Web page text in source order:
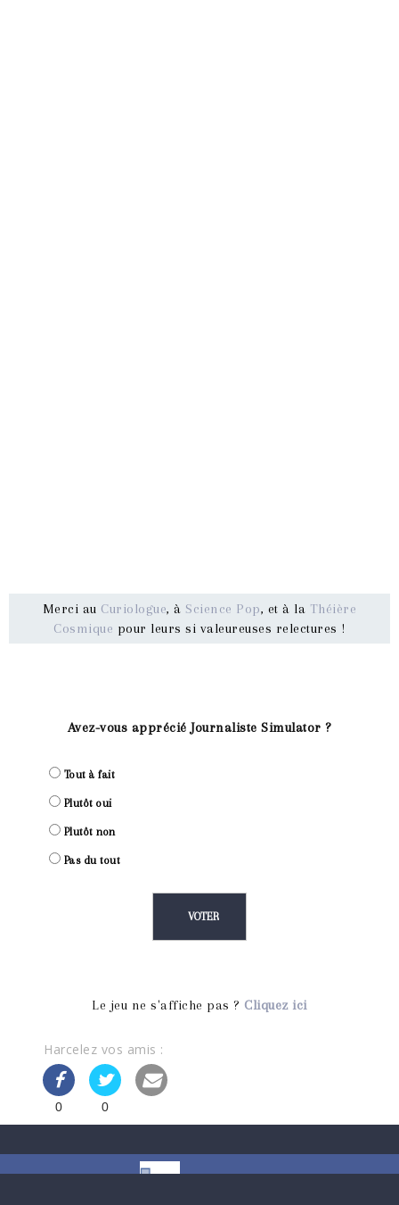
Merci au Curiologue, à Science Pop, et à la Théière
Cosmique pour leurs si valeureuses relectures !
Avez-vous apprécié Journaliste Simulator ?
Tout à fait
Plutôt oui
Plutôt non
Pas du tout
Le jeu ne s'affiche pas ? Cliquez ici
Harcelez vos amis :
0 0